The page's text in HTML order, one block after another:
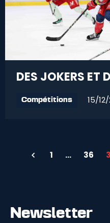
DES JOKERS ET
Compétitions 15/
1 … 36
Newsletter